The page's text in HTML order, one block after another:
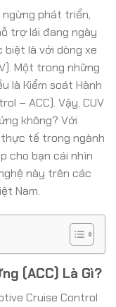
ngừng phát triển,
trợ lái đang ngày
là với dòng xe
Một trong những
là Kiểm soát Hành
– ACC). Vậy, CUV
không? Với
thực tế trong ngành
cho bạn cái nhìn
này trên các
Nam.
(ACC) Là Gì?
Cruise Control